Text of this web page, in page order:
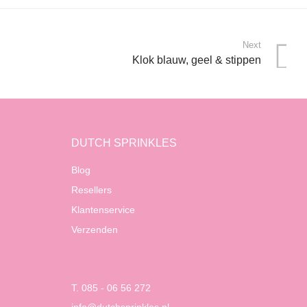
Next
Klok blauw, geel & stippen
DUTCH SPRINKLES
Blog
Resellers
Klantenservice
Verzenden
T. 085 - 06 56 272